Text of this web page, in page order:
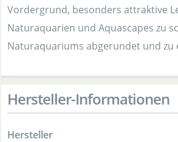
Vordergrund, besonders attraktive
Naturaquarien und Aquascapes zu
Naturaquariums abgerundet und
Hersteller-Informationen
Hersteller